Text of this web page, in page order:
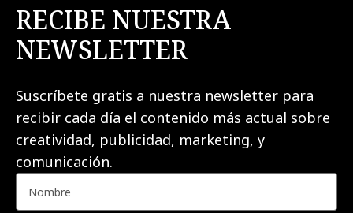
RECIBE NUESTRA
NEWSLETTER
Suscríbete gratis a nuestra newsletter para
recibir cada día el contenido más actual sobre
creatividad, publicidad, marketing, y
comunicación.